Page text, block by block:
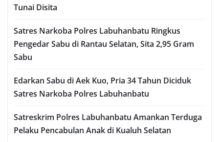
Tunai Disita
Satres Narkoba Polres Labuhanbatu Ringkus
Pengedar Sabu di Rantau Selatan, Sita 2,95 Gram
Sabu
Edarkan Sabu di Aek Kuo, Pria 34 Tahun Diciduk
Satres Narkoba Polres Labuhanbatu
Satreskrim Polres Labuhanbatu Amankan Terduga
Pelaku Pencabulan Anak di Kualuh Selatan